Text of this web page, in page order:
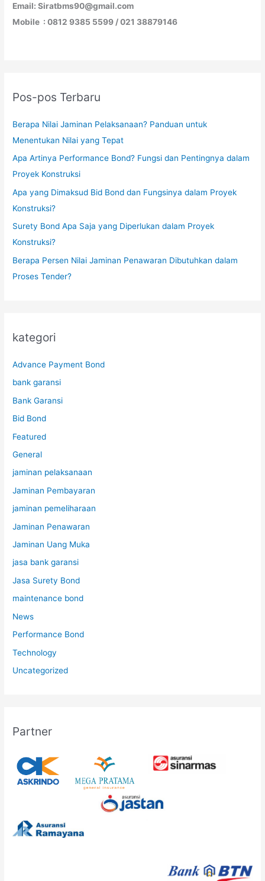
Email: Siratbms90@gmail.com
Mobile : 0812 9385 5599 / 021 38879146
Pos-pos Terbaru
Berapa Nilai Jaminan Pelaksanaan? Panduan untuk
Menentukan Nilai yang Tepat
Apa Artinya Performance Bond? Fungsi dan Pentingnya dalam
Proyek Konstruksi
Apa yang Dimaksud Bid Bond dan Fungsinya dalam Proyek
Konstruksi?
Surety Bond Apa Saja yang Diperlukan dalam Proyek
Konstruksi?
Berapa Persen Nilai Jaminan Penawaran Dibutuhkan dalam
Proses Tender?
kategori
Advance Payment Bond
bank garansi
Bank Garansi
Bid Bond
Featured
General
jaminan pelaksanaan
Jaminan Pembayaran
jaminan pemeliharaan
Jaminan Penawaran
Jaminan Uang Muka
jasa bank garansi
Jasa Surety Bond
maintenance bond
News
Performance Bond
Technology
Uncategorized
Partner